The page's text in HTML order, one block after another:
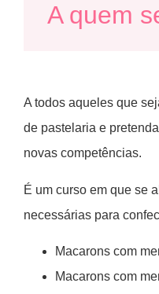
A quem
A todos aqueles que
de pastelaria e
novas competências.
É um curso em que se
necessárias para
Macarons com
Macarons com